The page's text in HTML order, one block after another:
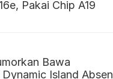
Pakai Chip A19
Bawa
Island Absen